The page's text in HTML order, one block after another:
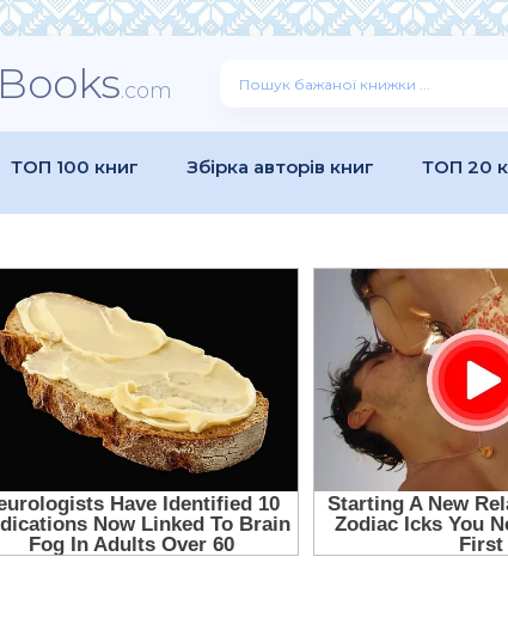
Books.com
ТОП 100 книг Збірка авторів книг ТОП 20